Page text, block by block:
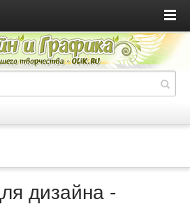
дизайна -